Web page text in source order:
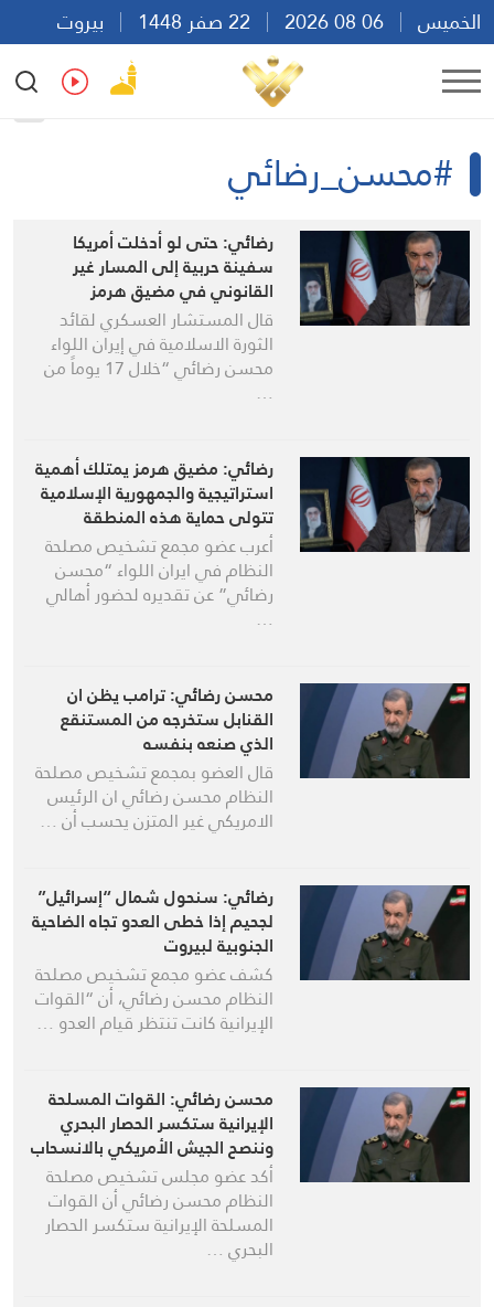
الخميس
بيروت
23:07
Ar
#محسن_رضائي
رضائي: حتى لو أدخلت أمريكا
سفينة حربية إلى المسار غير
القانوني في مضيق هرمز
فسنستهدفها
قال المستشار العسكري لقائد
الثورة الاسلامية في إيران اللواء
محسن رضائي “خلال 17 يوماً من
…
رضائي: مضيق هرمز يمتلك أهمية
استراتيجية والجمهورية الإسلامية
تتولى حماية هذه المنطقة
أعرب عضو مجمع تشخيص مصلحة
النظام في ايران اللواء “محسن
رضائي” عن تقديره لحضور أهالي
…
محسن رضائي: ترامب يظن ان
القنابل ستخرجه من المستنقع
الذي صنعه بنفسه
قال العضو بمجمع تشخيص مصلحة
النظام محسن رضائي ان الرئيس
الامريكي غير المتزن يحسب أن …
رضائي: سنحول شمال “إسرائيل”
لجحيم إذا خطى العدو تجاه الضاحية
الجنوبية لبيروت
كشف عضو مجمع تشخيص مصلحة
النظام محسن رضائي، أن “القوات
الإيرانية كانت تنتظر قيام العدو …
محسن رضائي: القوات المسلحة
الإيرانية ستكسر الحصار البحري
وننصح الجيش الأمريكي بالانسحاب
أكد عضو مجلس تشخيص مصلحة
النظام محسن رضائي أن القوات
المسلحة الإيرانية ستكسر الحصار
البحري …